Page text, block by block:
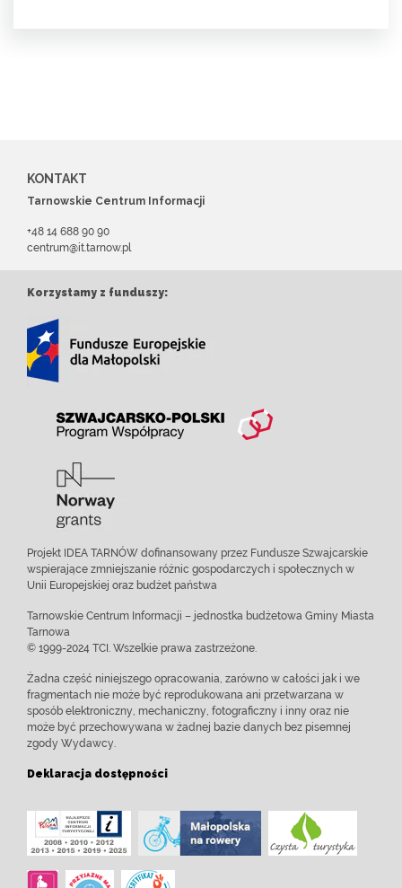
KONTAKT
Tarnowskie Centrum Informacji
+48 14 688 90 90
centrum@it.tarnow.pl
Korzystamy z funduszy:
Projekt IDEA TARNÓW dofinansowany przez Fundusze Szwajcarskie
wspierające zmniejszanie różnic gospodarczych i społecznych w
Unii Europejskiej oraz budżet państwa
Tarnowskie Centrum Informacji – jednostka budżetowa Gminy Miasta
Tarnowa
© 1999-2024 TCI. Wszelkie prawa zastrzeżone.
Żadna część niniejszego opracowania, zarówno w całości jak i we
fragmentach nie może być reprodukowana ani przetwarzana w
sposób elektroniczny, mechaniczny, fotograficzny i inny oraz nie
może być przechowywana w żadnej bazie danych bez pisemnej
zgody Wydawcy.
Deklaracja dostępności